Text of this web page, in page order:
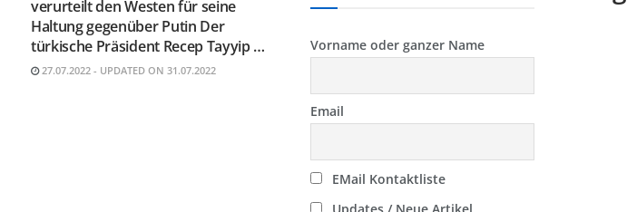
verurteilt den Westen für seine
Haltung gegenüber Putin Der
türkische Präsident Recep Tayyip …
27.07.2022 - UPDATED ON 31.07.2022
Vorname oder ganzer Name
Email
EMail Kontaktliste